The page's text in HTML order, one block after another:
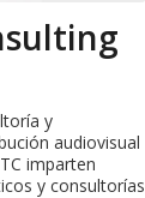
y
audiovisual
imparten
y consultorías